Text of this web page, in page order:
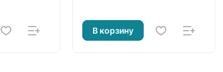
В корзину